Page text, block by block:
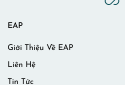
EAP
Giới Thiệu Về EAP
Liên Hệ
Tin Tức